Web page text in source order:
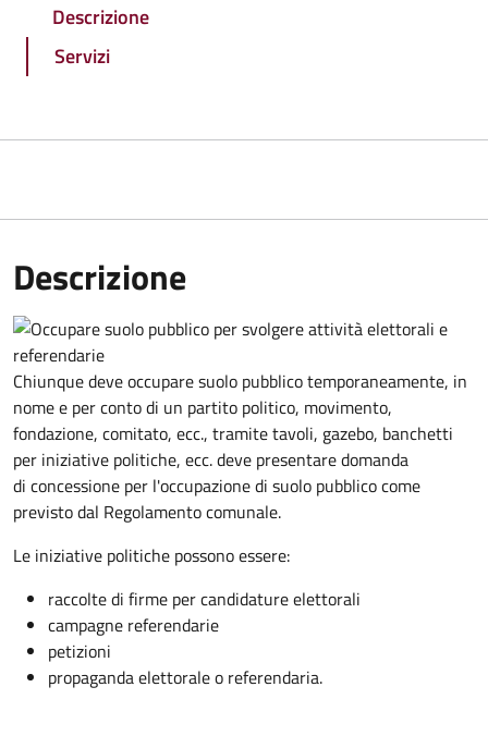
Descrizione
Servizi
Descrizione
Chiunque deve occupare suolo pubblico temporaneamente, in
nome e per conto di un partito politico, movimento,
fondazione, comitato, ecc., tramite tavoli, gazebo, banchetti
per iniziative politiche, ecc. deve presentare domanda
di concessione per l'occupazione di suolo pubblico come
previsto dal Regolamento comunale.
Le iniziative politiche possono essere:
raccolte di firme per candidature elettorali
campagne referendarie
petizioni
propaganda elettorale o referendaria.